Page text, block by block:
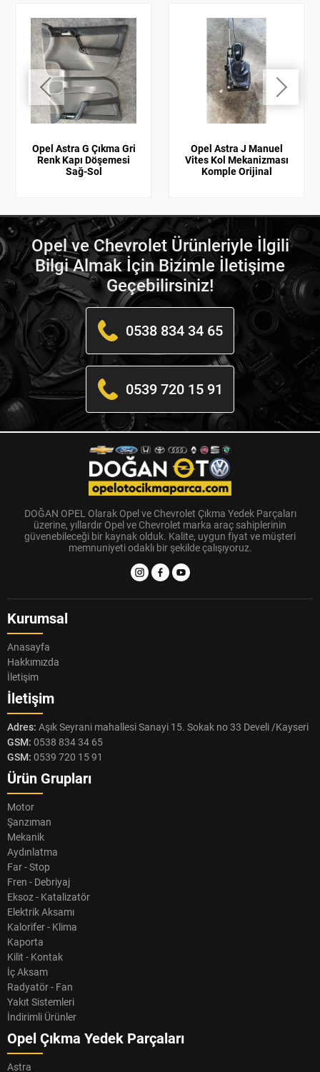
Opel Astra G Çıkma Gri
Renk Kapı Döşemesi
Sağ-Sol
Opel Astra J Manuel
Vites Kol Mekanizması
Komple Orijinal
Opel ve Chevrolet Ürünleriyle İlgili
Bilgi Almak İçin Bizimle İletişime
Geçebilirsiniz!
0538 834 34 65
0539 720 15 91
DOĞAN OPEL Olarak Opel ve Chevrolet Çıkma Yedek Parçaları
üzerine, yıllardır Opel ve Chevrolet marka araç sahiplerinin
güvenebileceği bir kaynak olduk. Kalite, uygun fiyat ve müşteri
memnuniyeti odaklı bir şekilde çalışıyoruz.
Kurumsal
Anasayfa
Hakkımızda
İletişim
İletişim
Adres: Aşık Seyrani mahallesi Sanayi 15. Sokak no 33 Develi /Kayseri
GSM: 0538 834 34 65
GSM: 0539 720 15 91
Ürün Grupları
Motor
Şanzıman
Mekanik
Aydınlatma
Far - Stop
Fren - Debriyaj
Eksoz - Katalizatör
Elektrik Aksamı
Kalorifer - Klima
Kaporta
Kilit - Kontak
İç Aksam
Radyatör - Fan
Yakıt Sistemleri
İndirimli Ürünler
Opel Çıkma Yedek Parçaları
Astra